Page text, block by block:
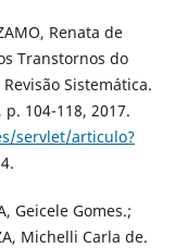
Renata de
Transtornos do
Sistemática.
104-118, 2017.
servlet/articulo?
Geicele Gomes.;
Michelli Carla de.